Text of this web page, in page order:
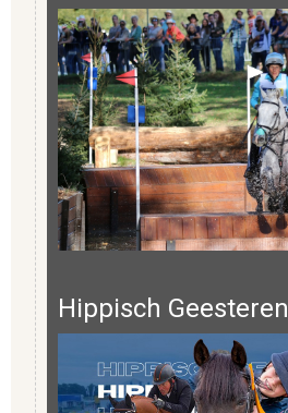
Hippisch Geesteren